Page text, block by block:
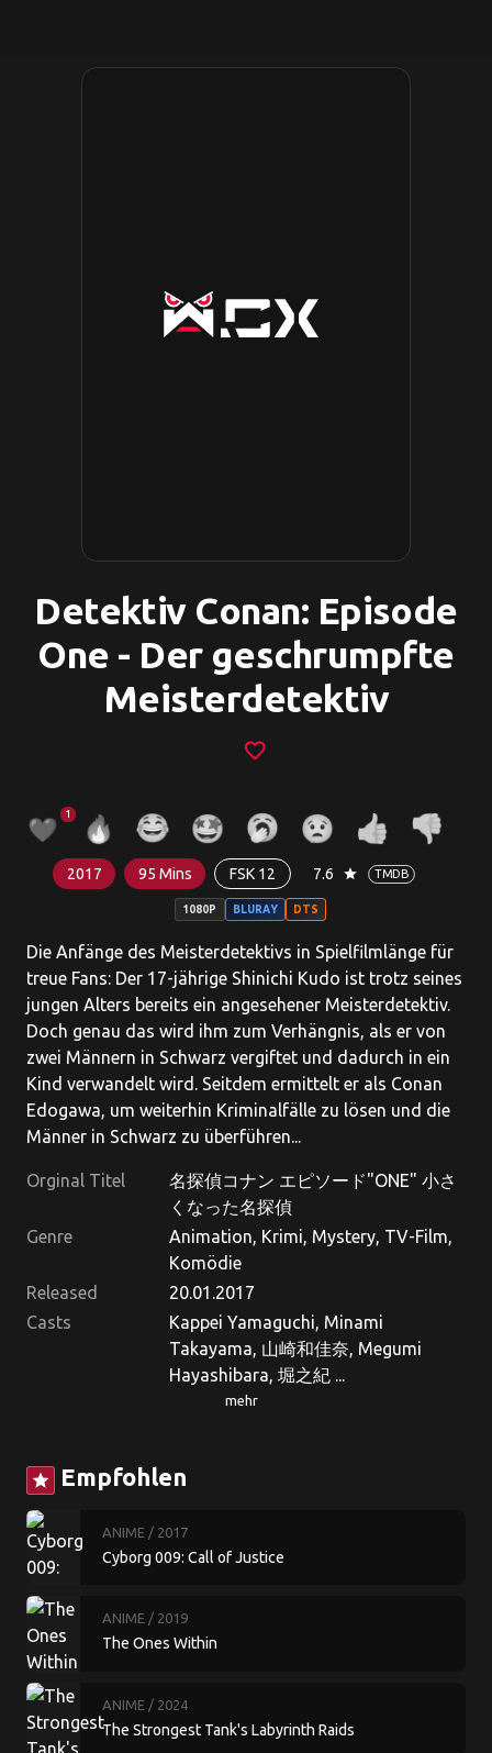
Detektiv Conan: Episode
One - Der geschrumpfte
Meisterdetektiv
favorite_border
1
2017 95 Mins FSK 12 7.6 star TMDB
1080P BLURAY DTS
Die Anfänge des Meisterdetektivs in Spielfilmlänge für
treue Fans: Der 17-jährige Shinichi Kudo ist trotz seines
jungen Alters bereits ein angesehener Meisterdetektiv.
Doch genau das wird ihm zum Verhängnis, als er von
zwei Männern in Schwarz vergiftet und dadurch in ein
Kind verwandelt wird. Seitdem ermittelt er als Conan
Edogawa, um weiterhin Kriminalfälle zu lösen und die
Männer in Schwarz zu überführen...
Orginal Titel
名探偵コナン エピソード"ONE" 小さ
くなった名探偵
Genre
Animation, Krimi, Mystery, TV-Film,
Komödie
Released
20.01.2017
Casts
Kappei Yamaguchi, Minami
Takayama, 山崎和佳奈, Megumi
Hayashibara, 堀之紀 ...
mehr
star Empfohlen
ANIME / 2017
Cyborg 009: Call of Justice
ANIME / 2019
The Ones Within
ANIME / 2024
The Strongest Tank's Labyrinth Raids